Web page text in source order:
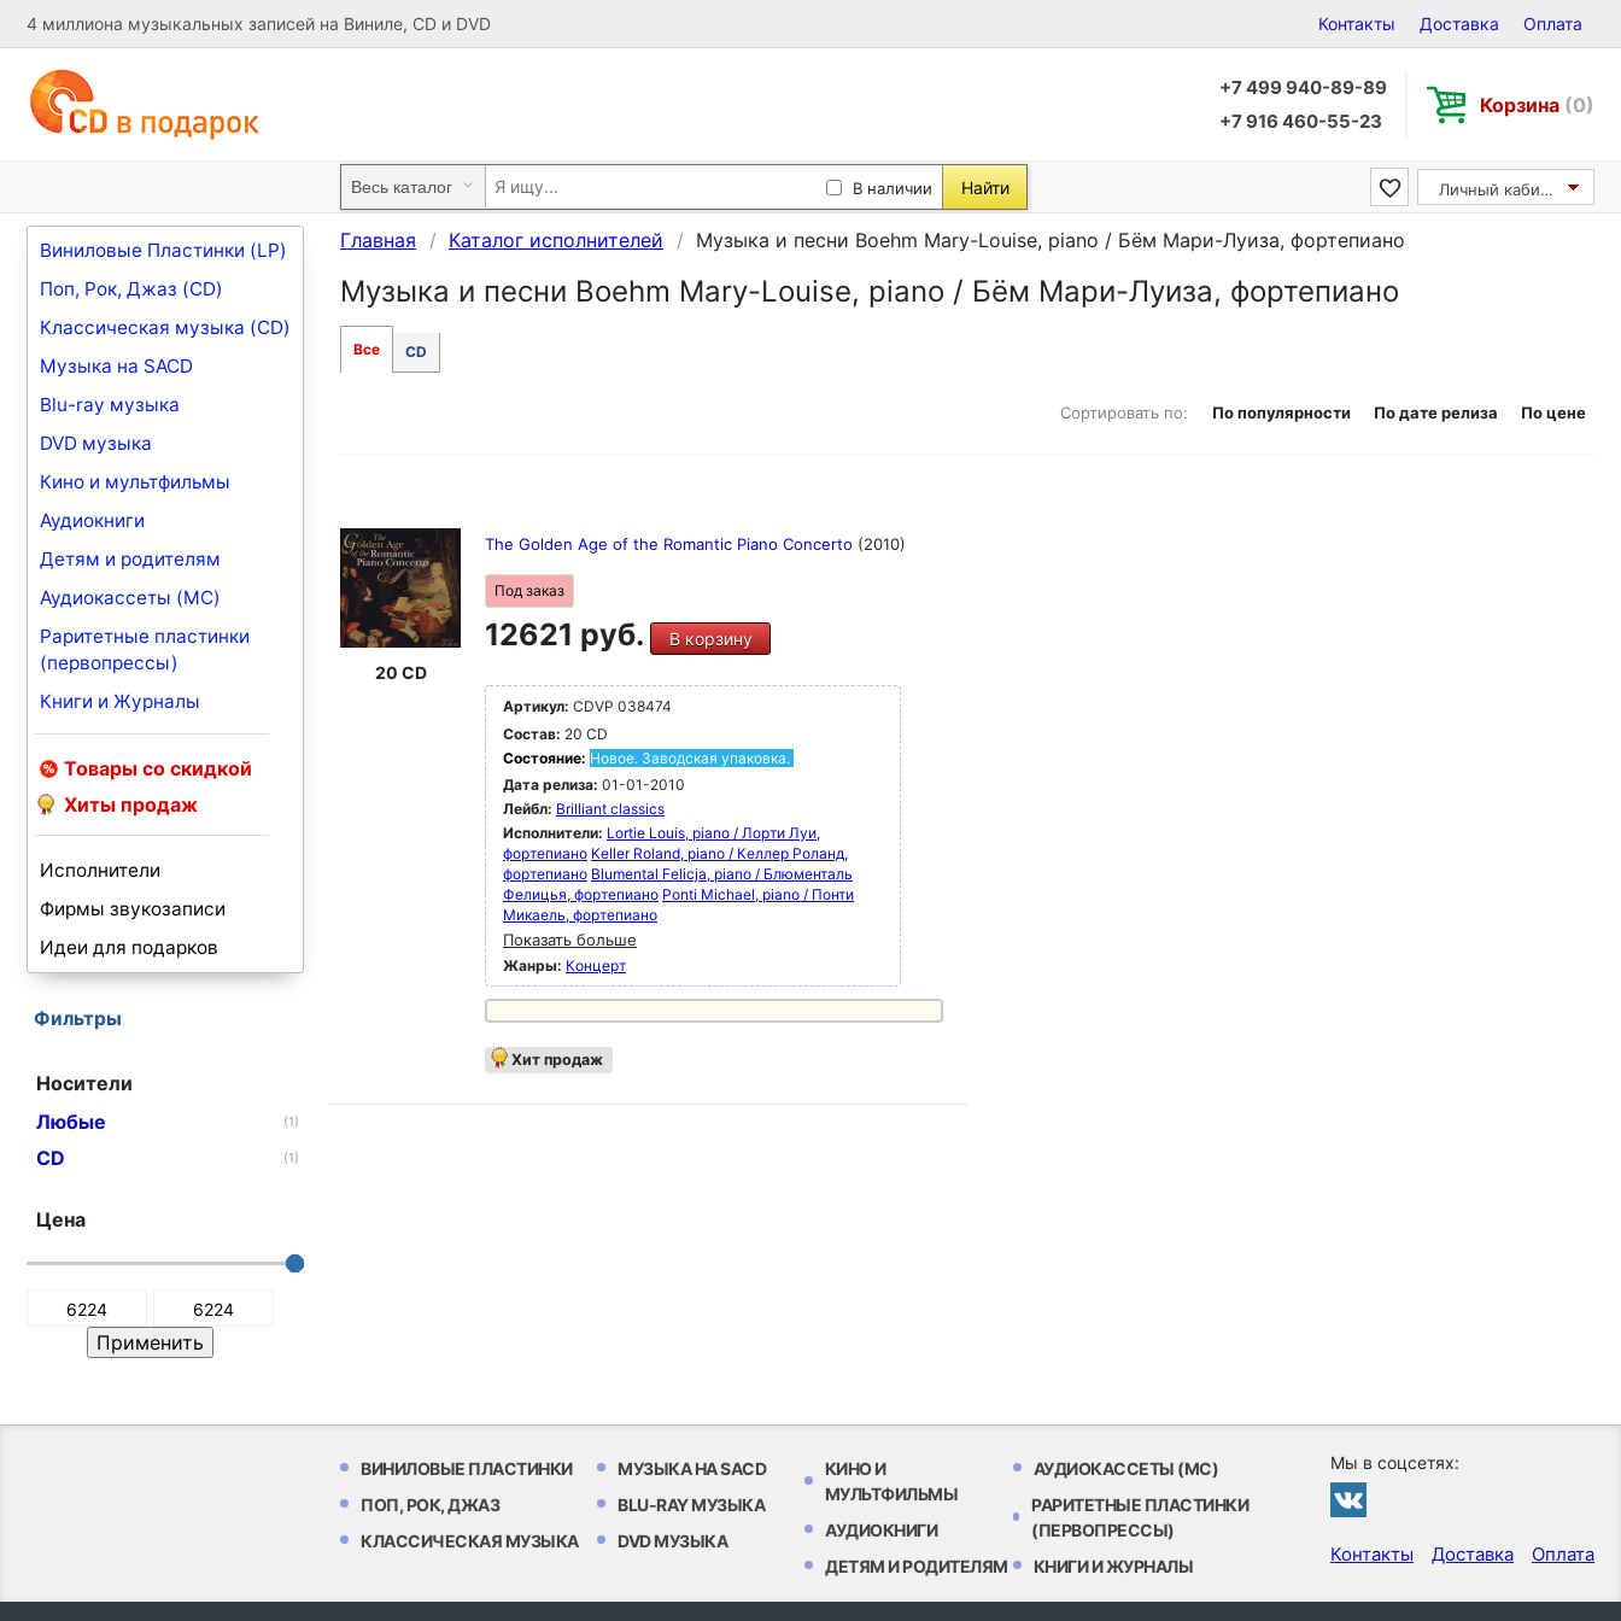
4 миллиона музыкальных записей на Виниле, CD и DVD Контакты Доставка Оплата
+7 499 940-89-89
+7 916 460-55-23
Корзина (0)
В наличии Найти Личный кабинет
Виниловые Пластинки (LP)
Поп, Рок, Джаз (CD)
Классическая музыка (CD)
Музыка на SACD
Blu-ray музыка
DVD музыка
Кино и мультфильмы
Аудиокниги
Детям и родителям
Аудиокассеты (MC)
Раритетные пластинки
(первопрессы)
Книги и Журналы
Товары со скидкой
Хиты продаж
Исполнители
Фирмы звукозаписи
Идеи для подарков
Фильтры
Носители
Любые
(1)
CD (1)
Цена
Главная Каталог исполнителей Музыка и песни Boehm Mary-Louise, piano / Бём Мари-Луиза, фортепиано
Музыка и песни Boehm Mary-Louise, piano / Бём Мари-Луиза, фортепиано
Все CD
Сортировать по: По популярности По дате релиза По цене
20 CD
The Golden Age of the Romantic Piano Concerto (2010)
Под заказ
12621 руб. В корзину
Артикул: CDVP 038474
Состав: 20 CD
Состояние: Новое. Заводская упаковка.
Дата релиза: 01-01-2010
Лейбл: Brilliant classics
Исполнители: Lortie Louis, piano / Лорти Луи,
фортепиано Keller Roland, piano / Келлер Роланд,
фортепиано Blumental Felicja, piano / Блюменталь
Фелицья, фортепиано Ponti Michael, piano / Понти
Микаель, фортепиано
Показать больше
Жанры: Концерт
Хит продаж
ВИНИЛОВЫЕ ПЛАСТИНКИ
ПОП, РОК, ДЖАЗ
КЛАССИЧЕСКАЯ МУЗЫКА
МУЗЫКА НА SACD
BLU-RAY МУЗЫКА
DVD МУЗЫКА
КИНО И
МУЛЬТФИЛЬМЫ
АУДИОКНИГИ
ДЕТЯМ И РОДИТЕЛЯМ
АУДИОКАССЕТЫ (MC)
РАРИТЕТНЫЕ ПЛАСТИНКИ
(ПЕРВОПРЕССЫ)
КНИГИ И ЖУРНАЛЫ
Мы в соцсетях:
Контакты Доставка Оплата